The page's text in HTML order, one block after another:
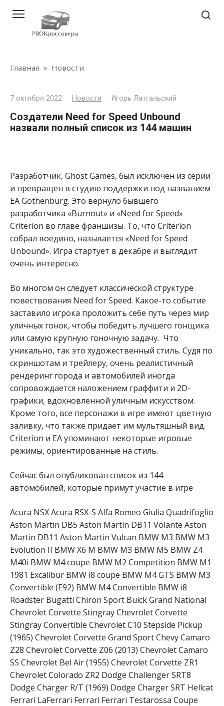
контенту
Главная » Новости
7 октября 2022 Новости Игорь Латгальский
Создатели Need for Speed Unbound
назвали полный список из 144 машин
Разработчик, Ghost Games, был исключен из серии
и превращен в студию поддержки под названием
EA Gothenburg. Это вернуло бывшего
разработчика «Burnout» и «Need for Speed»
Criterion во главе франшизы. То, что Criterion
собрал воедино, называется «Need for Speed ​​
Unbound». Игра стартует в декабре и выглядит
очень интересно.
Во многом он следует классической структуре
повествования Need for Speed. Какое-то событие
заставило игрока проложить себе путь через мир
уличных гонок, чтобы победить лучшего гонщика
или самую крупную гоночную задачу. Что
уникально, так это художественный стиль. Судя по
скриншотам и трейлеру, очень реалистичный
рендеринг города и автомобилей иногда
сопровождается наложением граффити и 2D-
графики, вдохновленной уличным искусством.
Кроме того, все персонажи в игре имеют цветную
заливку, что также придает им мультяшный вид.
Criterion и EA упоминают некоторые игровые
режимы, ориентированные на стиль.
Сейчас был опубликован список из 144
автомобилей, которые примут участие в игре
Acura NSX Acura RSX-S Alfa Romeo Giulia Quadrifoglio
Aston Martin DB5 Aston Martin DB11 Volante Aston
Martin DB11 Aston Martin Vulcan BMW M3 BMW M3
Evolution II BMW X6 M BMW M3 BMW M5 BMW Z4
M40i BMW M4 coupe BMW M2 Competition BMW M1
1981 Excalibur BMW i8 coupe BMW M4 GTS BMW M3
Convertible (E92) BMW M4 Convertible BMW i8
Roadster Bugatti Chiron Sport Buick Grand National
Chevrolet Corvette Stingray Chevrolet Corvette
Stingray Convertible Chevrolet C10 Stepside Pickup
(1965) Chevrolet Corvette Grand Sport Chevy Camaro
Z28 Chevrolet Corvette Z06 (2013) Chevrolet Camaro
SS Chevrolet Bel Air (1955) Chevrolet Corvette ZR1
Chevrolet Colorado ZR2 Dodge Challenger SRT8
Dodge Charger R/T (1969) Dodge Charger SRT Hellcat
Ferrari LaFerrari Ferrari Ferrari Testarossa Coupe